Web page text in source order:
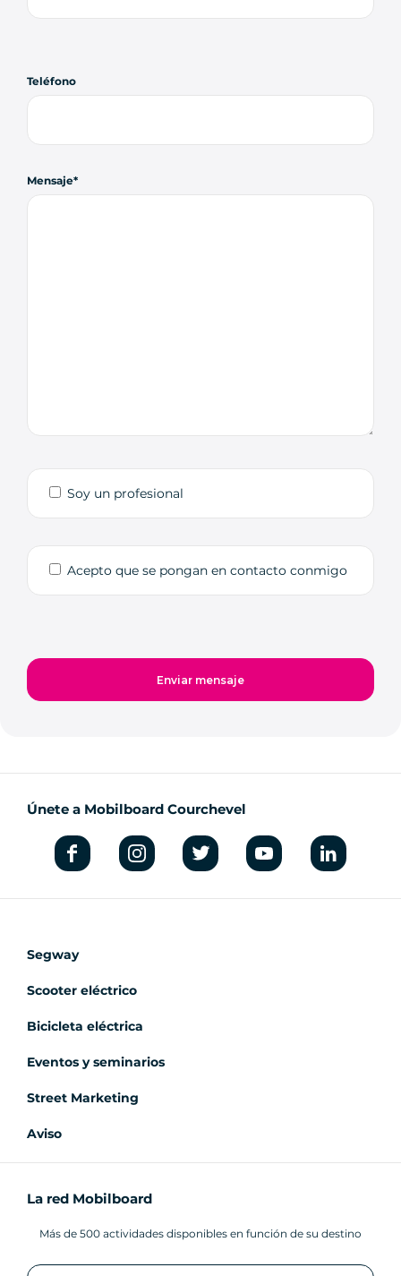
Teléfono
Mensaje
Soy un profesional
Acepto que se pongan en contacto conmigo
Únete a Mobilboard Courchevel
Segway
Scooter eléctrico
Bicicleta eléctrica
Eventos y seminarios
Street Marketing
Aviso
La red Mobilboard
Más de 500 actividades disponibles en función de su destino